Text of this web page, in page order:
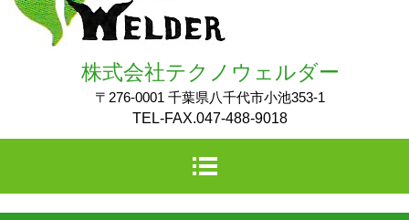
株式会社テクノウェルダー
〒276-0001 千葉県八千代市小池353-1
TEL-FAX.047-488-9018